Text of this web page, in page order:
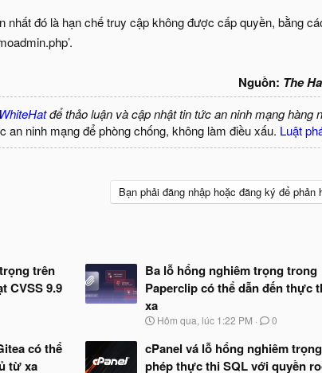
đó là hạn chế truy cập không được cấp quyền, bằng
Nguồn: The
để thảo luận và cập nhật tin tức an ninh mạng hàng
an ninh mạng để phòng chống, không làm điều xấu. Luật
Bạn phải đăng nhập hoặc đăng ký để phản
trên
CVSS 9.9
Ba lỗ hổng nghiêm trọng trong
Paperclip có thể dẫn đến thực
xa
N
à
y
Hôm qua, lúc 1:22 PM 0
có thể
từ xa
cPanel vá lỗ hổng nghiêm
phép thực thi SQL với quyền